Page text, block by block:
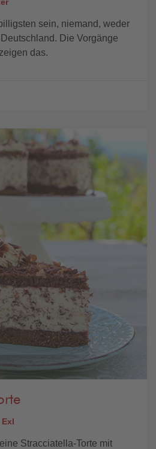
sein, niemand, weder
Die Vorgänge
das.
Stracciatella-Torte mit